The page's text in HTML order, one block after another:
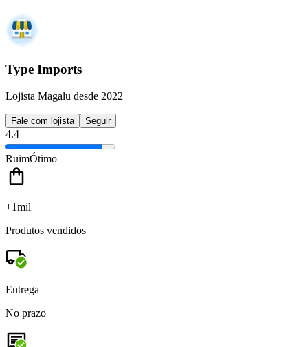
Type Imports
Lojista Magalu desde 2022
Fale com lojista Seguir
4.4
RuimÓtimo
+1mil
Produtos vendidos
Entrega
No prazo